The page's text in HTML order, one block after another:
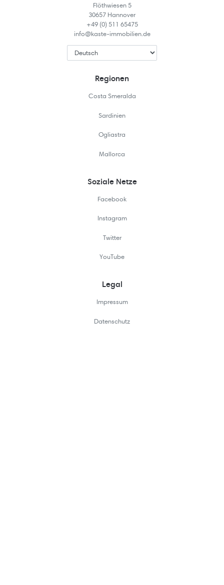
Flöthwiesen 5
30657 Hannover
+49 (0) 511 65475
info@kaste-immobilien.de
Regionen
Costa Smeralda
Sardinien
Ogliastra
Mallorca
Soziale Netze
Facebook
Instagram
Twitter
YouTube
Legal
Impressum
Datenschutz